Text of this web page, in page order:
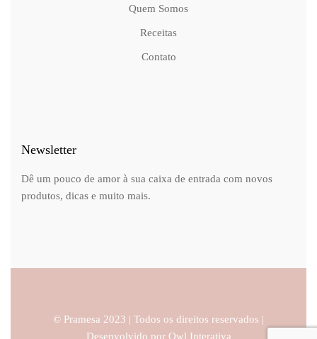
Quem Somos
Receitas
Contato
Newsletter
Dê um pouco de amor à sua caixa de entrada com novos
produtos, dicas e muito mais.
© Pramesa 2023 | Todos os direitos reservados |
Desenvolvido por Owl Interativa